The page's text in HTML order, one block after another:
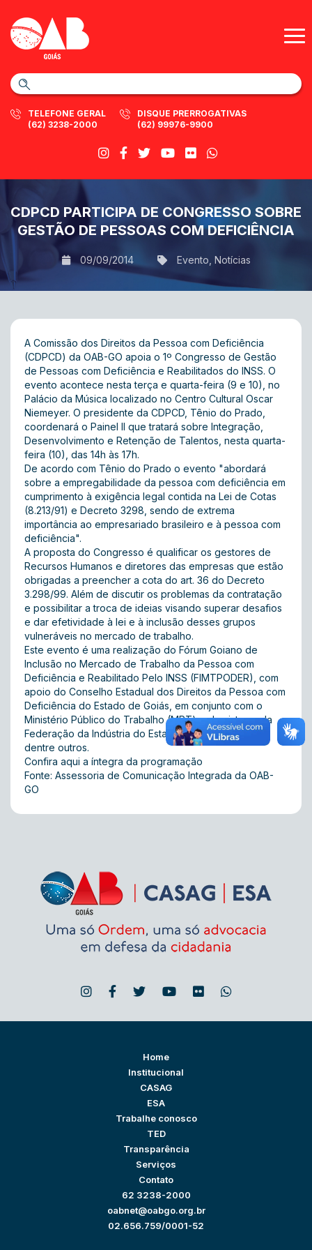
TELEFONE GERAL
(62) 3238-2000
DISQUE PRERROGATIVAS
(62) 99976-9900
CDPCD PARTICIPA DE CONGRESSO SOBRE
GESTÃO DE PESSOAS COM DEFICIÊNCIA
09/09/2014 Evento Notícias
A Comissão dos Direitos da Pessoa com Deficiência
(CDPCD) da OAB-GO apoia o 1º Congresso de Gestão
de Pessoas com Deficiência e Reabilitados do INSS. O
evento acontece nesta terça e quarta-feira (9 e 10), no
Palácio da Música localizado no Centro Cultural Oscar
Niemeyer. O presidente da CDPCD, Tênio do Prado,
coordenará o Painel II que tratará sobre Integração,
Desenvolvimento e Retenção de Talentos, nesta quarta-
feira (10), das 14h às 17h.
De acordo com Tênio do Prado o evento "abordará
sobre a empregabilidade da pessoa com deficiência em
cumprimento à exigência legal contida na Lei de Cotas
(8.213/91) e Decreto 3298, sendo de extrema
importância ao empresariado brasileiro e à pessoa com
deficiência".
A proposta do Congresso é qualificar os gestores de
Recursos Humanos e diretores das empresas que estão
obrigadas a preencher a cota do art. 36 do Decreto
3.298/99. Além de discutir os problemas da contratação
e possibilitar a troca de ideias visando superar desafios
e dar efetividade à lei e à inclusão desses grupos
vulneráveis no mercado de trabalho.
Este evento é uma realização do Fórum Goiano de
Inclusão no Mercado de Trabalho da Pessoa com
Deficiência e Reabilitado Pelo INSS (FIMTPODER), com
apoio do Conselho Estadual dos Direitos da Pessoa com
Deficiência do Estado de Goiás, em conjunto com o
Ministério Público do Trabalho (MPT) e do sistema da
Federação da Indústria do Estado de Goiás (FIEG),
dentre outros.
Confira aqui a íntegra da programação
Fonte: Assessoria de Comunicação Integrada da OAB-
GO
Home
Institucional
CASAG
ESA
Trabalhe conosco
TED
Transparência
Serviços
Contato
62 3238-2000
oabnet@oabgo.org.br
02.656.759/0001-52